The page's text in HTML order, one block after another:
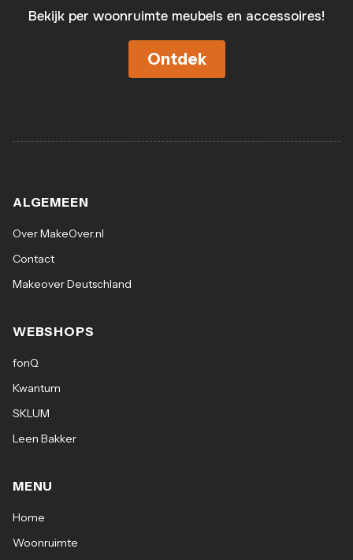
Bekijk per woonruimte meubels en accessoires!
Ontdek
ALGEMEEN
Over MakeOver.nl
Contact
Makeover Deutschland
WEBSHOPS
fonQ
Kwantum
SKLUM
Leen Bakker
MENU
Home
Woonruimte